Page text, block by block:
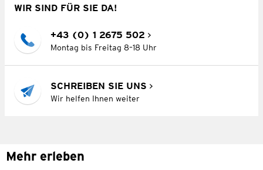
WIR SIND FÜR SIE DA!
+43 (0) 1 2675 502
Montag bis Freitag 8–18 Uhr
SCHREIBEN SIE UNS
Wir helfen Ihnen weiter
Mehr erleben